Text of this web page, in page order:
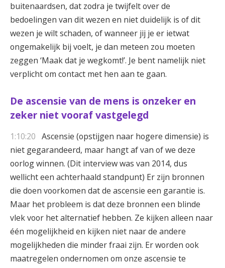
buitenaardsen, dat zodra je twijfelt over de
bedoelingen van dit wezen en niet duidelijk is of dit
wezen je wilt schaden, of wanneer jij je er ietwat
ongemakelijk bij voelt, je dan meteen zou moeten
zeggen ‘Maak dat je wegkomt!’. Je bent namelijk niet
verplicht om contact met hen aan te gaan.
De ascensie van de mens is onzeker en
zeker niet vooraf vastgelegd
1:10:20 Ascensie (opstijgen naar hogere dimensie) is
niet gegarandeerd, maar hangt af van of we deze
oorlog winnen. (Dit interview was van 2014, dus
wellicht een achterhaald standpunt) Er zijn bronnen
die doen voorkomen dat de ascensie een garantie is.
Maar het probleem is dat deze bronnen een blinde
vlek voor het alternatief hebben. Ze kijken alleen naar
één mogelijkheid en kijken niet naar de andere
mogelijkheden die minder fraai zijn. Er worden ook
maatregelen ondernomen om onze ascensie te